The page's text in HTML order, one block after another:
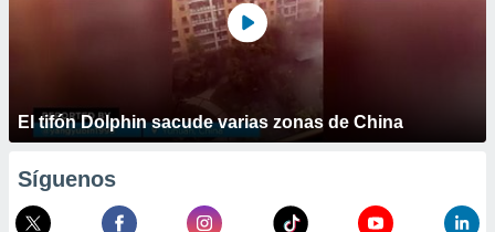
El tifón Dolphin sacude varias zonas de China
Síguenos